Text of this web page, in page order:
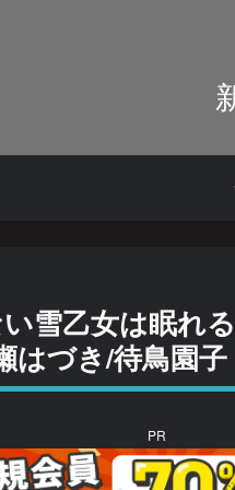
い雪乙女は眠れ
はづき/待鳥園子
PR